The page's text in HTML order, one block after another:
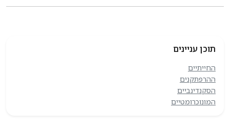
עניינים